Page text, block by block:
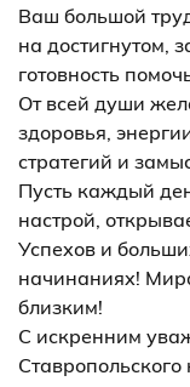
Ваш большой
на достигнутом,
готовность
От всей души
здоровья,
стратегий и
Пусть каждый
настрой,
Успехов и
начинаниях!
близким!
С искренним
Ставропольского